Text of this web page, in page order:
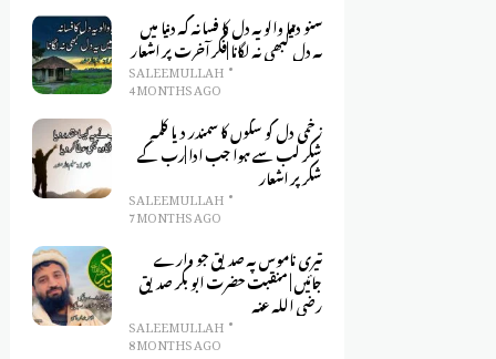
سنو دنیا والو یہ دل کا فسانہ کہ دنیا میں
یہ دل کبھی نہ لگانا |فکر آخرت پر اشعار
SALEEM ULLAH
4 MONTHS AGO
زخمی دل کو سکوں کا سمندر دیا کلمہِ
شکر لب سے ہوا جب ادا |رب کے
شکر پر اشعار
SALEEM ULLAH
7 MONTHS AGO
تیری ناموس پہ صدیق جو وارے
جائیں | منقبت حضرت ابو بکر صدیق
رضی اللہ عنہ
SALEEM ULLAH
8 MONTHS AGO